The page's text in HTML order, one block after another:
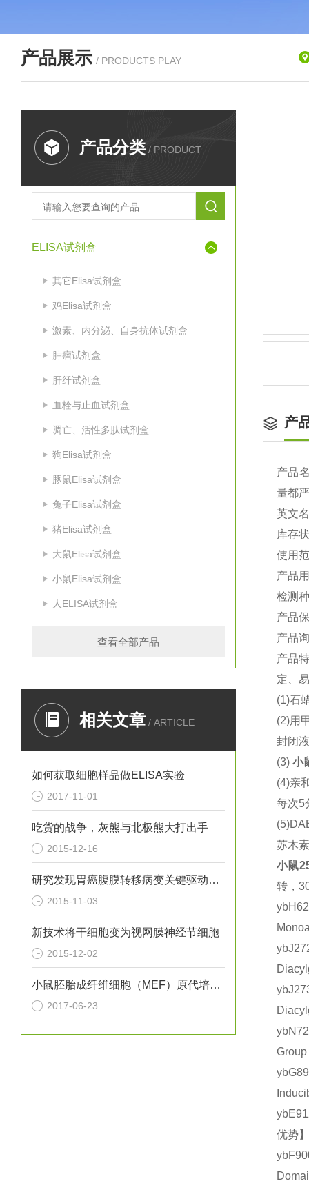
产品展示 / PRODUCTS PLAY
产品分类 / PRODUCT
ELISA试剂盒
其它Elisa试剂盒
鸡Elisa试剂盒
激素、内分泌、自身抗体试剂盒
肿瘤试剂盒
肝纤试剂盒
血栓与止血试剂盒
凋亡、活性多肽试剂盒
狗Elisa试剂盒
豚鼠Elisa试剂盒
兔子Elisa试剂盒
猪Elisa试剂盒
大鼠Elisa试剂盒
小鼠Elisa试剂盒
人ELISA试剂盒
查看全部产品
相关文章 / ARTICLE
如何获取细胞样品做ELISA实验
2017-11-01
吃货的战争，灰熊与北极熊大打出手
2015-12-16
研究发现胃癌腹膜转移病变关键驱动基因
2015-11-03
新技术将干细胞变为视网膜神经节细胞
2015-12-02
小鼠胚胎成纤维细胞（MEF）原代培养实验
2017-06-23
产
产品
量都
英文
库存
使用
产品
检测
产品
产品
产品
定、
(1)石
(2)用
封闭
(3) 小
(4)亲
每次5
苏木
小鼠
转，
优势